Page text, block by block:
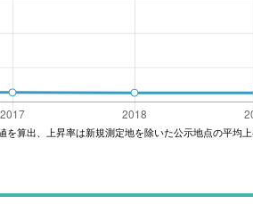
算出、上昇率は新規測定地を除いた公示地点の平均